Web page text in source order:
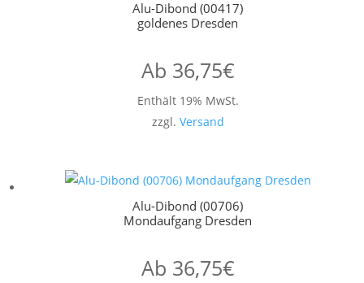
Alu-Dibond (00417)
goldenes Dresden
Ab 36,75€
Enthält 19% MwSt.
zzgl. Versand
Alu-Dibond (00706)
Mondaufgang Dresden
Ab 36,75€